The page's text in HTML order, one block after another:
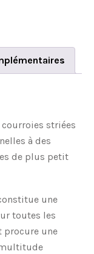
striées
à des
de plus petit
une
toutes les
procure une